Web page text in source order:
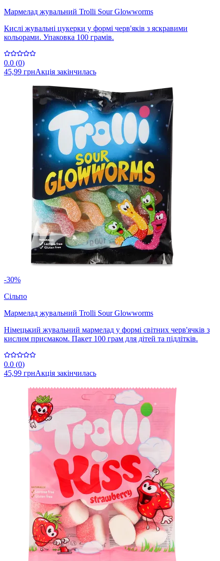
Мармелад жувальний Trolli Sour Glowworms
Кислі жувальні цукерки у формі черв'яків з яскравими
кольорами. Упаковка 100 грамів.
0.0 (0)
45,99 грнАкція закінчилась
-30%
Сільпо
Мармелад жувальний Trolli Sour Glowworms
Німецький жувальний мармелад у формі світних черв'ячків з
кислим присмаком. Пакет 100 грам для дітей та підлітків.
0.0 (0)
45,99 грнАкція закінчилась